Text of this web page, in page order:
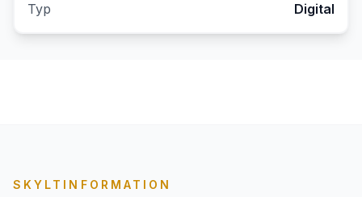
Typ
Digital
SKYLTINFORMATION